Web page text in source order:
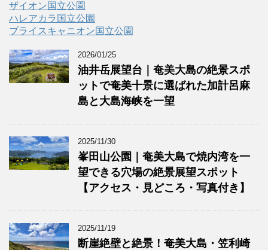
ザイオン国立公園
ハレアカラ国立公園
ブライスキャニオン国立公園
2026/01/25
油井岳展望台｜奄美大島の絶景スポ
ットで奄美十景に選ばれた加計呂麻
島と大島海峡を一望
2025/11/30
峯田山公園｜奄美大島で焼内湾を一
望できる穴場の絶景展望スポット
【アクセス・見どころ・写真付き】
2025/11/19
断崖絶壁と絶景！奄美大島・笠利崎